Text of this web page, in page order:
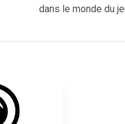
dans le monde du